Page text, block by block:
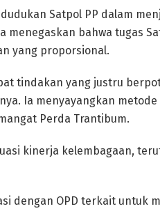
Satpol PP dalam
bahwa tugas
yang proporsional.
tindakan yang justru
Ia menyayangkan
Perda Trantibum.
kinerja kelembagaan,
dengan OPD terkait untuk